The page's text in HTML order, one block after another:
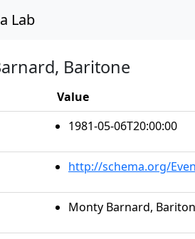
Lab
Baritone
Value
1981-05-06T20:00:00
http://schema.org/
Monty Barnard,